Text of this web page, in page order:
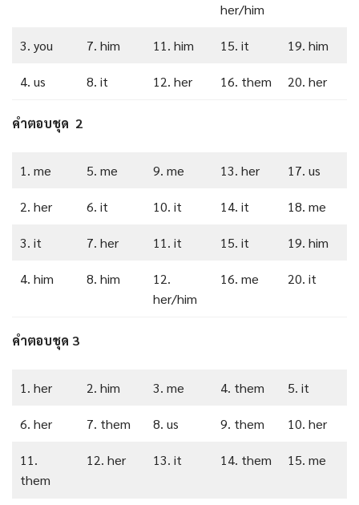
her/him
3. you 7. him 11. him 15. it 19. him
4. us 8. it 12. her 16. them 20. her
คำตอบชุด 2
1. me 5. me 9. me 13. her 17. us
2. her 6. it 10. it 14. it 18. me
3. it 7. her 11. it 15. it 19. him
4. him 8. him
12.
her/him
16. me 20. it
คำตอบชุด 3
1. her 2. him 3. me 4. them 5. it
6. her 7. them 8. us 9. them 10. her
11.
them
12. her 13. it 14. them 15. me